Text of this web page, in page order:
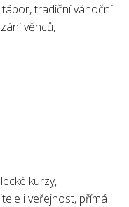
tradiční vánoční
věnců,
kurzy,
i veřejnost, přímá